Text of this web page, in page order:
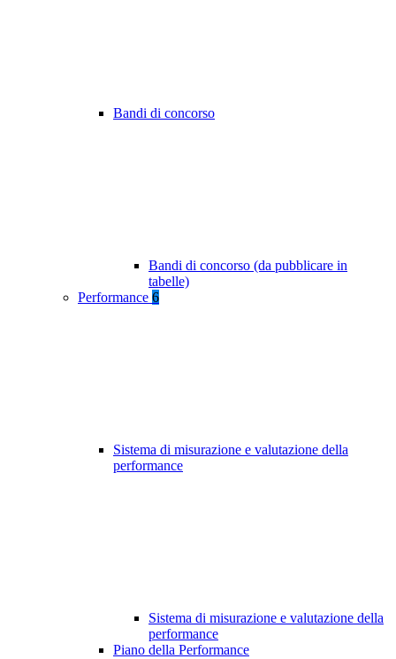
Bandi di concorso
Bandi di concorso (da pubblicare in
tabelle)
Performance 6
Sistema di misurazione e valutazione della
performance
Sistema di misurazione e valutazione della
performance
Piano della Performance